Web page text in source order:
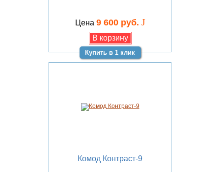
Цена 9 600 руб. J
Купить в 1 клик
Комод Контраст-9